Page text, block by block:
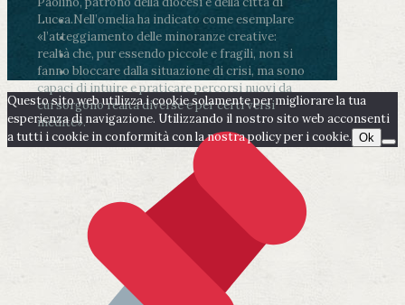
Lucca.Nell’omelia ha indicato come esemplare
«l’atteggiamento delle minoranze creative:
realtà che, pur essendo piccole e fragili, non si
fanno bloccare dalla situazione di crisi, ma sono
capaci di intuire e praticare percorsi nuovi da
cui sorgono realtà diverse e per certi versi
inedite».
Questo sito web utilizza i cookie solamente per migliorare la tua
esperienza di navigazione. Utilizzando il nostro sito web acconsenti
a tutti i cookie in conformità con la nostra policy per i cookie. Ok